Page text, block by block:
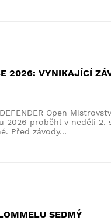
2026: VYNIKAJÍCÍ
Open
2026 proběhl v neděli 2.
Před závody…
SEDMÝ